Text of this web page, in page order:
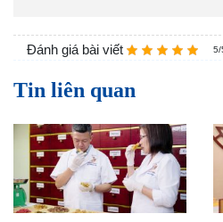
Đánh giá bài viết 5/
Tin liên quan